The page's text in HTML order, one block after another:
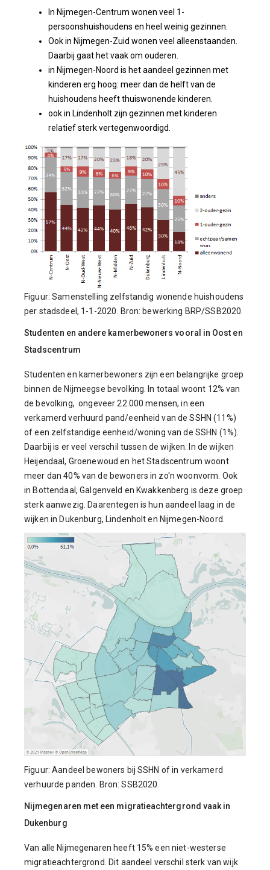
In Nijmegen-Centrum wonen veel 1-
persoonshuishoudens en heel weinig gezinnen.
Ook in Nijmegen-Zuid wonen veel alleenstaanden.
Daarbij gaat het vaak om ouderen.
in Nijmegen-Noord is het aandeel gezinnen met
kinderen erg hoog: meer dan de helft van de
huishoudens heeft thuiswonende kinderen.
ook in Lindenholt zijn gezinnen met kinderen
relatief sterk vertegenwoordigd.
Figuur: Samenstelling zelfstandig wonende huishoudens
per stadsdeel, 1-1-2020. Bron: bewerking BRP/SSB2020.
Studenten en andere kamerbewoners vooral in Oost en
Stadscentrum
Studenten en kamerbewoners zijn een belangrijke groep
binnen de Nijmeegse bevolking. In totaal woont 12% van
de bevolking, ongeveer 22.000 mensen, in een
verkamerd verhuurd pand/eenheid van de SSHN (11%)
of een zelfstandige eenheid/woning van de SSHN (1%).
Daarbij is er veel verschil tussen de wijken. In de wijken
Heijendaal, Groenewoud en het Stadscentrum woont
meer dan 40% van de bewoners in zo'n woonvorm. Ook
in Bottendaal, Galgenveld en Kwakkenberg is deze groep
sterk aanwezig. Daarentegen is hun aandeel laag in de
wijken in Dukenburg, Lindenholt en Nijmegen-Noord.
Figuur: Aandeel bewoners bij SSHN of in verkamerd
verhuurde panden. Bron: SSB2020.
Nijmegenaren met een migratieachtergrond vaak in
Dukenburg
Van alle Nijmegenaren heeft 15% een niet-westerse
migratieachtergrond. Dit aandeel verschil sterk van wijk